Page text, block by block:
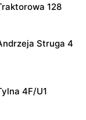
128
Struga 4
4F/U1